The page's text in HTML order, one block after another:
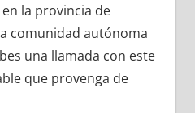
la provincia dе
comunidad autónoma
una llamada сοn еstе
quе provenga dе